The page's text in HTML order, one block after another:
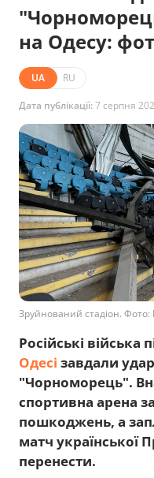
на Одесу:
UA RU
Дата публікації:7 серпня
Зруйнований стадіон. Фото:
Російські війська
Одесі завдали
"Чорноморець".
спортивна арена
пошкоджень, а
матч української
перенести.